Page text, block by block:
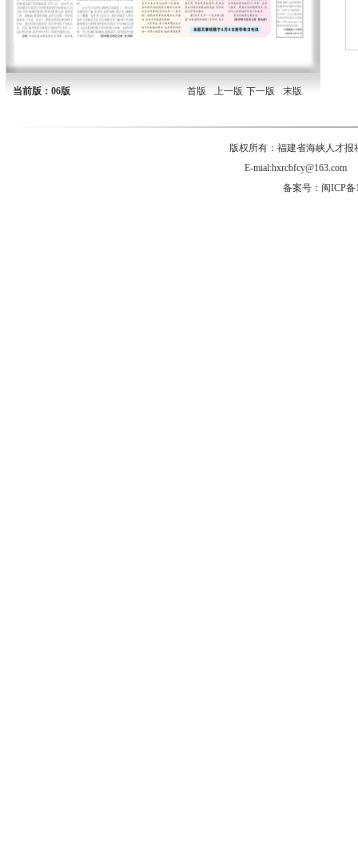
当前版：06版 首版 上一版 下一版 末版
版权所有：福建省海峡人才
E-
备案号：闽ICP备